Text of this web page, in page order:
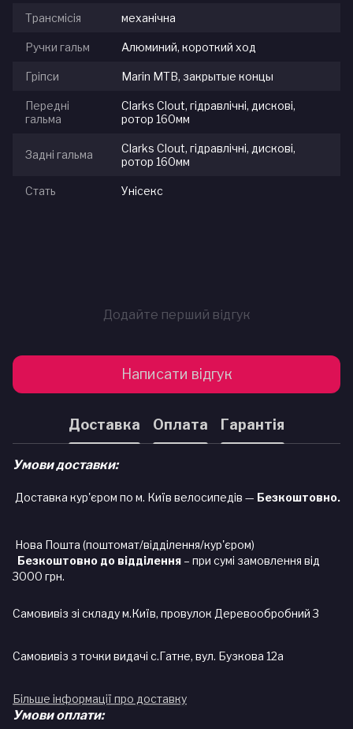
Трансмісія механічна
Ручки гальм Алюминий, короткий ход
Гріпси Marin MTB, закрытые концы
Передні
гальма
Clarks Clout, гідравлічні, дискові,
ротор 160мм
Задні гальма
Clarks Clout, гідравлічні, дискові,
ротор 160мм
Стать Унісекс
Додайте перший відгук
Написати відгук
Доставка Оплата Гарантія
Умови доставки:
Доставка кур'єром по м. Київ велосипедів — Безкоштовно.
Нова Пошта (поштомат/відділення/кур'єром)
Безкоштовно до відділення – при сумі замовлення від
3000 грн.
Самовивіз зі складу м.Київ, провулок Деревообробний 3
Самовивіз з точки видачі с.Гатне, вул. Бузкова 12а
Більше інформації про доставку
Умови оплати: